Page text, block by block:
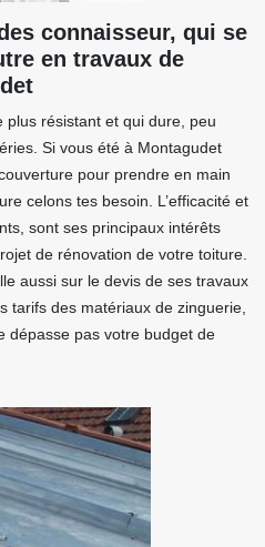
connaisseur, qui se
en travaux de
résistant et qui dure, peu
Si vous été à Montagudet
pour prendre en main
celons tes besoin. L’efficacité et
sont ses principaux intérêts
de rénovation de votre toiture.
aussi sur le devis de ses travaux
tarifs des matériaux de zinguerie,
dépasse pas votre budget de